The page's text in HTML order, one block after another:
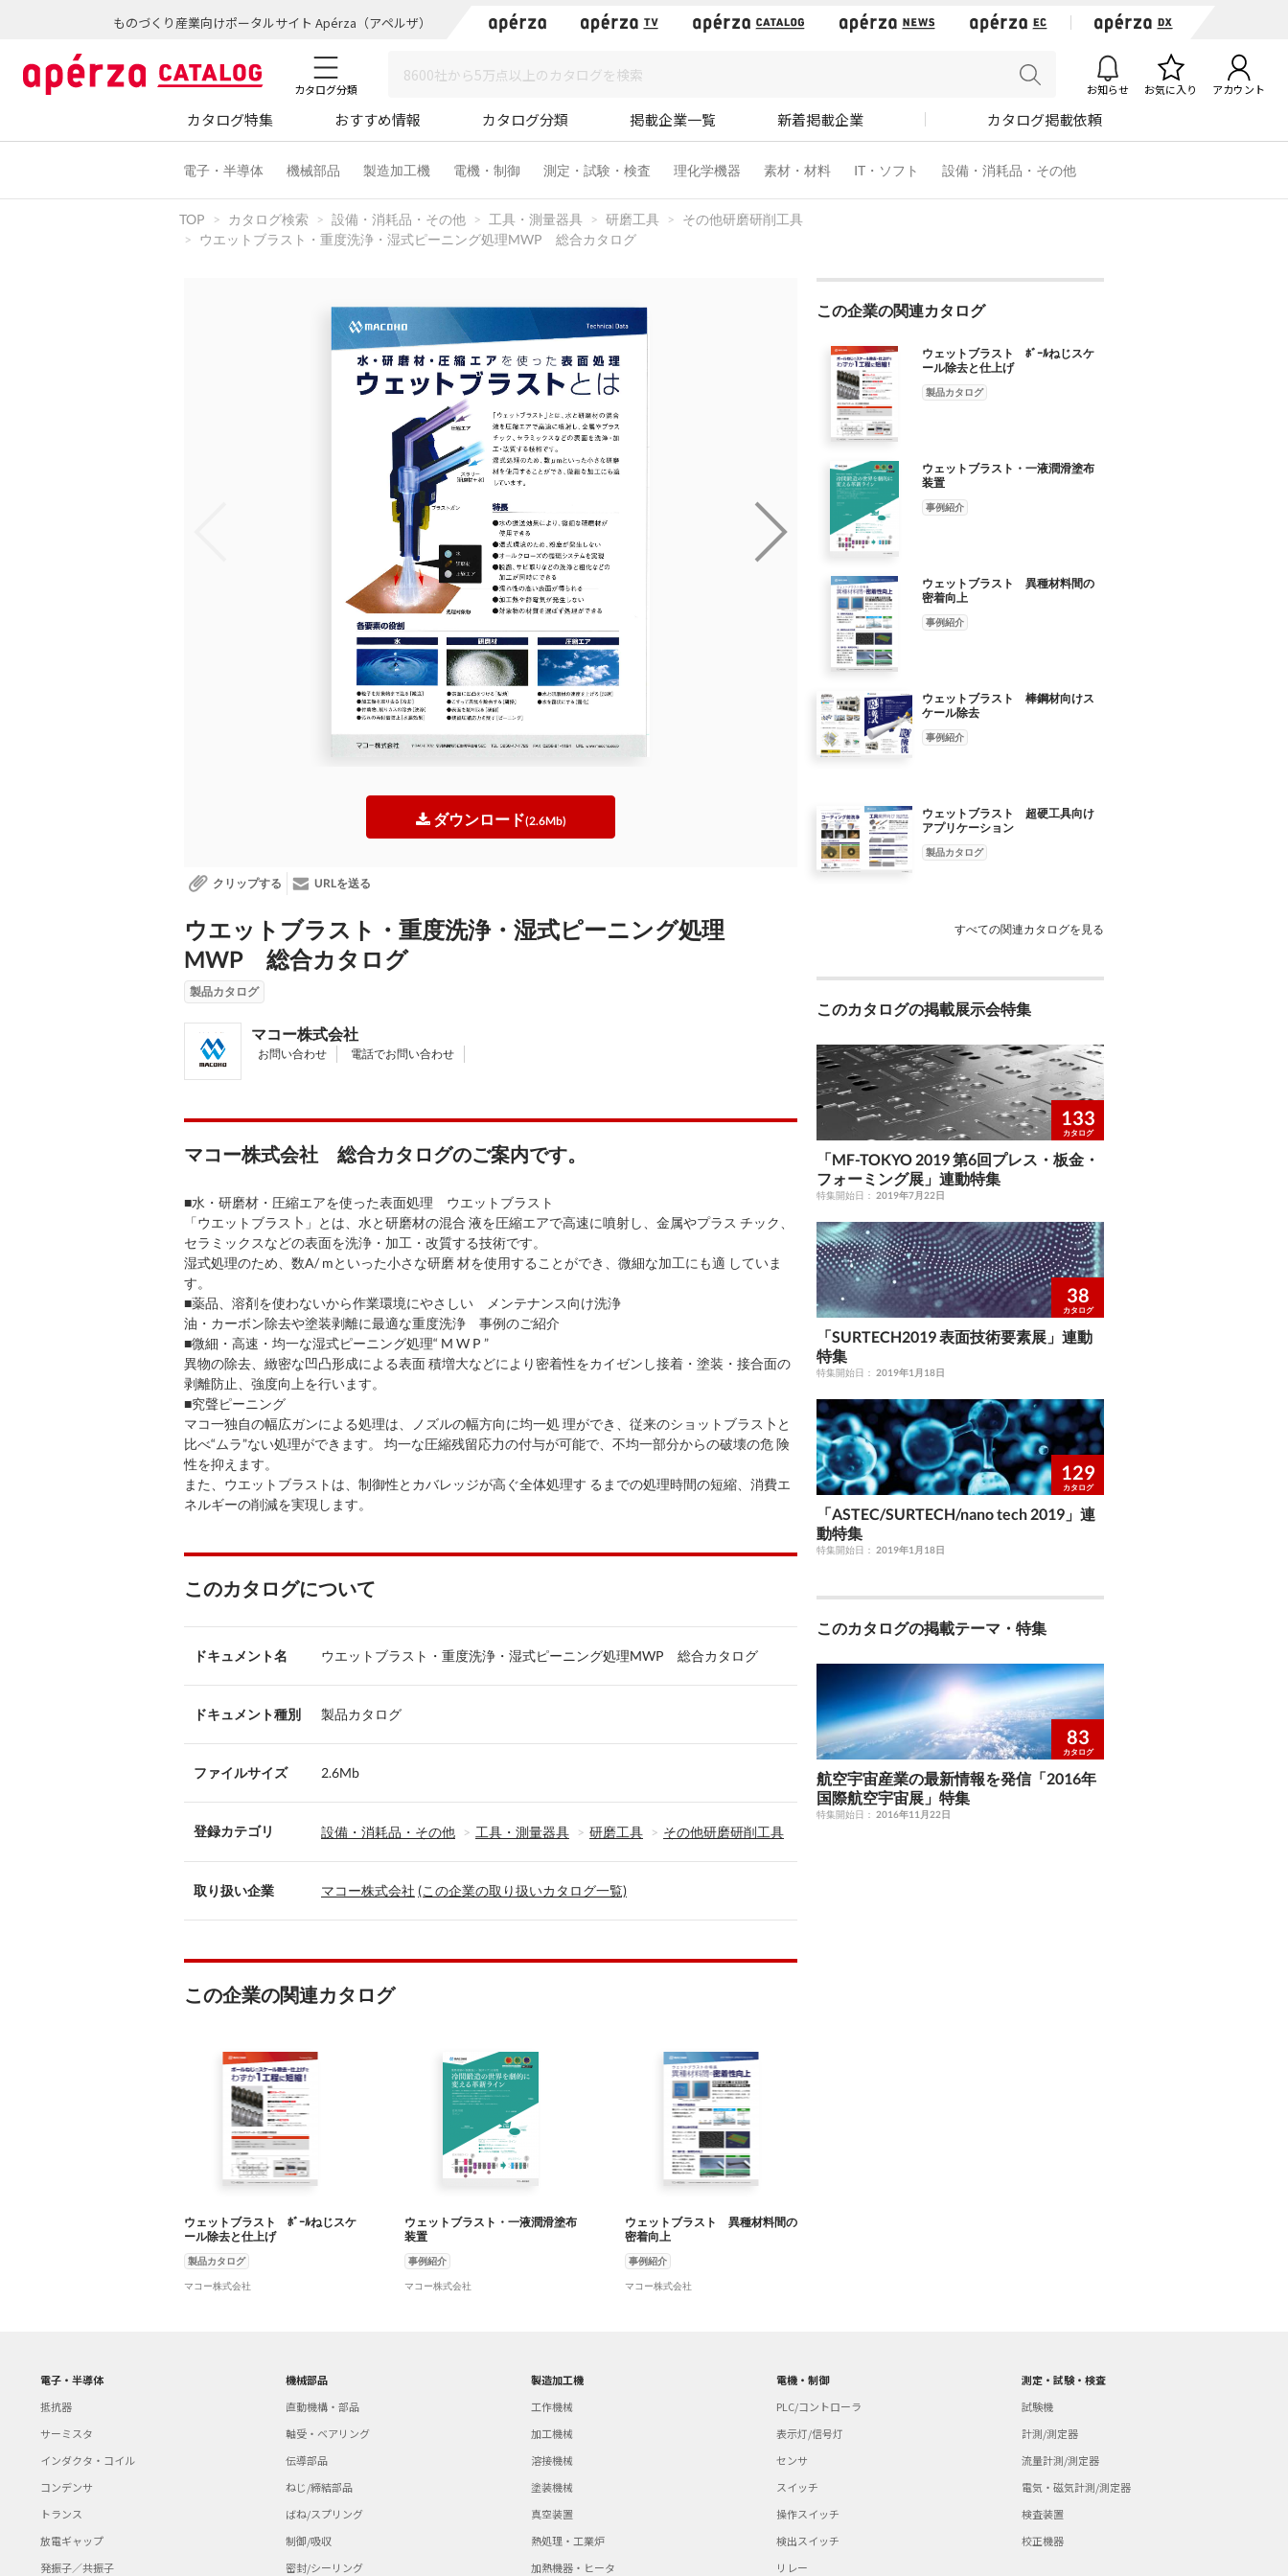
ものづくり産業向けポータルサイト Apérza（アペルザ）
カタログ分類 お知らせ お気に入り アカウント
カタログ特集 おすすめ情報 カタログ分類 掲載企業一覧 新着掲載企業 カタログ掲載依頼
電子・半導体 機械部品 製造加工機 電機・制御 測定・試験・検査 理化学機器 素材・材料 IT・ソフト 設備・消耗品・その他
TOP カタログ検索 設備・消耗品・その他 工具・測量器具 研磨工具
その他研磨研削工具
ウエットブラスト・重度洗浄・湿式ピーニング処理MWP 総合カタログ
ダウンロード(2.6Mb)
クリップする URLを送る
ウエットブラスト・重度洗浄・湿式ピーニング処理
MWP 総合カタログ
製品カタログ
マコー株式会社
お問い合わせ 電話でお問い合わせ
マコー株式会社 総合カタログのご案内です。
■水・研磨材・圧縮エアを使った表面処理 ウエットブラスト
「ウエットブラス卜」とは、水と研磨材の混合 液を圧縮エアで高速に噴射し、金属やプラス チック、
セラミックスなどの表面を洗浄・加工・改質する技術です。
湿式処理のため、数A/ mといった小さな研磨 材を使用することができ、微細な加工にも適 していま
す。
■薬品、溶剤を使わないから作業環境にやさしい メンテナンス向け洗浄
油・カーボン除去や塗装剥離に最適な重度洗浄 事例のご紹介
■微細・高速・均一な湿式ピーニング処理“ M W P ”
異物の除去、緻密な凹凸形成による表面 積増大などにより密着性をカイゼンし接着・塗装・接合面の
剥離防止、強度向上を行います。
■究聲ピーニング
マコ一独自の幅広ガンによる処理は、ノズルの幅方向に均一処 理ができ、従来のショットブラス卜と
比べ“ムラ”ない処理ができます。 均一な圧縮残留応力の付与が可能で、不均一部分からの破壊の危 険
性を抑えます。
また、ウエットブラストは、制御性とカバレッジが高ぐ全体処理す るまでの処理時間の短縮、消費エ
ネルギーの削減を実現します。
このカタログについて
ドキュメント名 ウエットブラスト・重度洗浄・湿式ピーニング処理MWP 総合カタログ
ドキュメント種別 製品カタログ
ファイルサイズ 2.6Mb
登録カテゴリ 設備・消耗品・その他 工具・測量器具 研磨工具 その他研磨研削工具
取り扱い企業 マコー株式会社 (この企業の取り扱いカタログ一覧)
この企業の関連カタログ
ウェットブラスト ﾎﾞｰﾙねじスケ
ール除去と仕上げ
製品カタログ
マコー株式会社
ウェットブラスト・一液潤滑塗布
装置
事例紹介
マコー株式会社
ウェットブラスト 異種材料間の
密着向上
事例紹介
マコー株式会社
この企業の関連カタログ
ウェットブラスト ﾎﾞｰﾙねじスケ
ール除去と仕上げ
製品カタログ
ウェットブラスト・一液潤滑塗布
装置
事例紹介
ウェットブラスト 異種材料間の
密着向上
事例紹介
ウェットブラスト 棒鋼材向けス
ケール除去
事例紹介
ウェットブラスト 超硬工具向け
アプリケーション
製品カタログ
すべての関連カタログを見る
このカタログの掲載展示会特集
133
カタログ
「MF-TOKYO 2019 第6回プレス・板金・
フォーミング展」連動特集
特集開始日： 2019年7月22日
38
カタログ
「SURTECH2019 表面技術要素展」連動
特集
特集開始日： 2019年1月18日
129
カタログ
「ASTEC/SURTECH/nano tech 2019」連
動特集
特集開始日： 2019年1月18日
このカタログの掲載テーマ・特集
83
カタログ
航空宇宙産業の最新情報を発信「2016年
国際航空宇宙展」特集
特集開始日： 2016年11月22日
電子・半導体
抵抗器
サーミスタ
インダクタ・コイル
コンデンサ
トランス
放電ギャップ
発振子／共振子
機械部品
直動機構・部品
軸受・ベアリング
伝導部品
ねじ/締結部品
ばね/スプリング
制御/吸収
密封/シーリング
製造加工機
工作機械
加工機械
溶接機械
塗装機械
真空装置
熱処理・工業炉
加熱機器・ヒータ
電機・制御
PLC/コントローラ
表示灯/信号灯
センサ
スイッチ
操作スイッチ
検出スイッチ
リレー
測定・試験・検査
試験機
計測/測定器
流量計測/測定器
電気・磁気計測/測定器
検査装置
校正機器